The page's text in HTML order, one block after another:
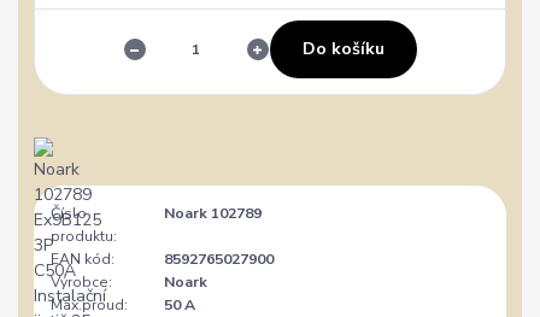
Do košíku
Číslo
produktu:
Noark 102789
EAN kód:
8592765027900
Výrobce:
Noark
Max.proud:
50 A